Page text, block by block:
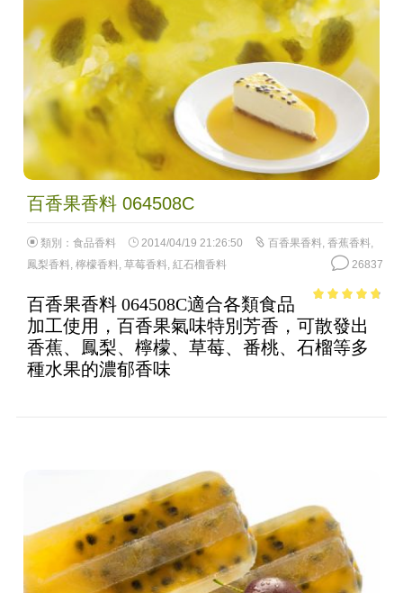
百香果香料 064508C
類別： 食品香料 2014/04/19 21:26:50 百香果香料, 香蕉香料,
鳳梨香料, 檸檬香料, 草莓香料, 紅石榴香料 26837
5
百香果香料 064508C適合各類食品
加工使用，百香果氣味特別芳香，可散發出
香蕉、鳳梨、檸檬、草莓、番桃、石榴等多
種水果的濃郁香味